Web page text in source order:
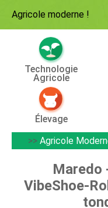
Agricole moderne !
Technologie
Agricole
Élevage
>> Agricole
Maredo
VibeShoe-